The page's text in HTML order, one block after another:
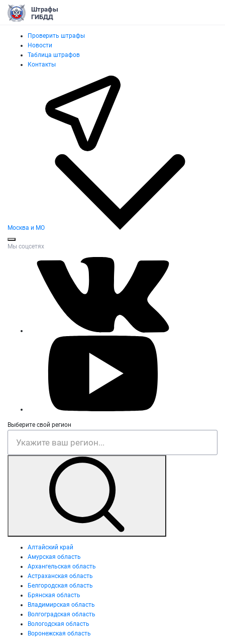
Штрафы
ГИБДД
Проверить штрафы
Новости
Таблица штрафов
Контакты
Москва и МО
Мы соцсетях
Выберите свой регион
Алтайский край
Амурская область
Архангельская область
Астраханская область
Белгородская область
Брянская область
Владимирская область
Волгоградская область
Вологодская область
Воронежская область